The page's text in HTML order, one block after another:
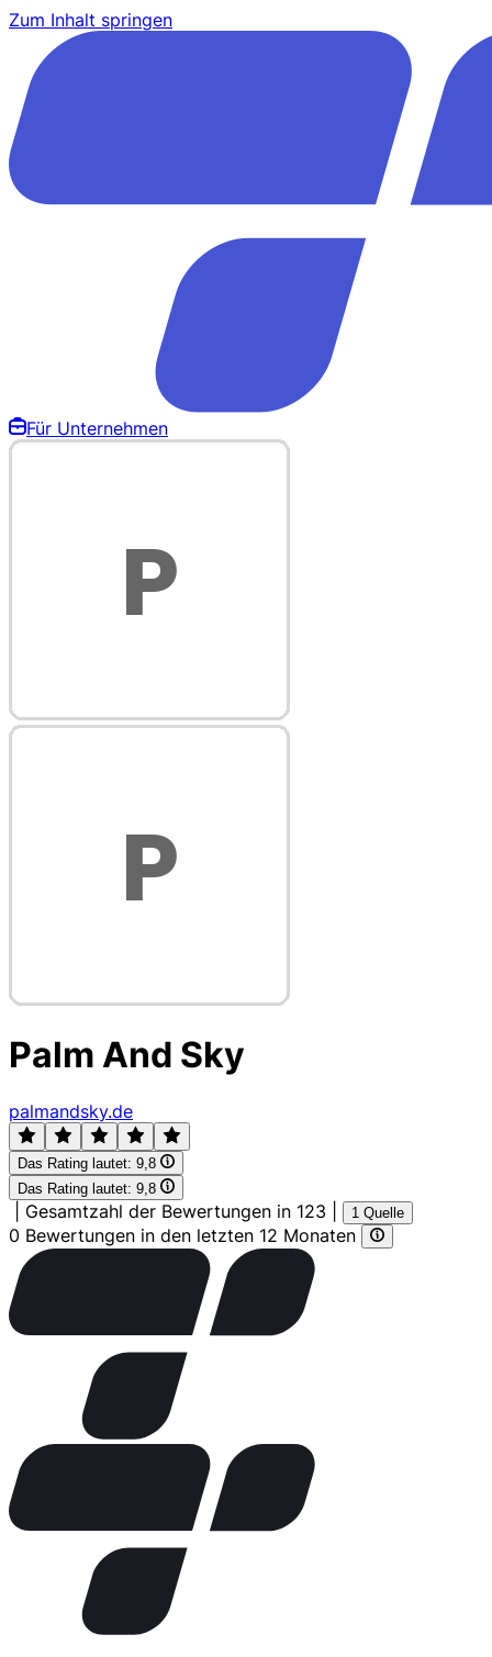
Zum Inhalt springen
Für Unternehmen
Palm And Sky
palmandsky.de
Das Rating lautet: 9,8
Das Rating lautet: 9,8
Gesamtzahl der Bewertungen in 123 1 Quelle
0 Bewertungen in den letzten 12 Monaten